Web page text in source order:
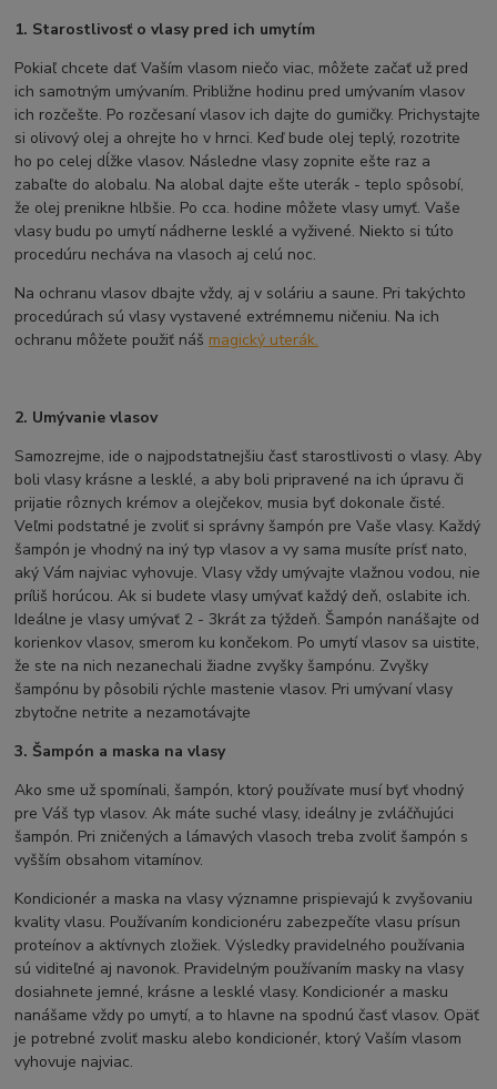
1. Starostlivosť o vlasy pred ich umytím
Pokiaľ chcete dať Vaším vlasom niečo viac, môžete začať už pred
ich samotným umývaním. Približne hodinu pred umývaním vlasov
ich rozčešte. Po rozčesaní vlasov ich dajte do gumičky. Prichystajte
si olivový olej a ohrejte ho v hrnci. Keď bude olej teplý, rozotrite
ho po celej dĺžke vlasov. Následne vlasy zopnite ešte raz a
zabaľte do alobalu. Na alobal dajte ešte uterák - teplo spôsobí,
že olej prenikne hlbšie. Po cca. hodine môžete vlasy umyť. Vaše
vlasy budu po umytí nádherne lesklé a vyživené. Niekto si túto
procedúru necháva na vlasoch aj celú noc.
Na ochranu vlasov dbajte vždy, aj v soláriu a saune. Pri takýchto
procedúrach sú vlasy vystavené extrémnemu ničeniu. Na ich
ochranu môžete použiť náš magický uterák.
2. Umývanie vlasov
Samozrejme, ide o najpodstatnejšiu časť starostlivosti o vlasy. Aby
boli vlasy krásne a lesklé, a aby boli pripravené na ich úpravu či
prijatie rôznych krémov a olejčekov, musia byť dokonale čisté.
Veľmi podstatné je zvoliť si správny šampón pre Vaše vlasy. Každý
šampón je vhodný na iný typ vlasov a vy sama musíte prísť nato,
aký Vám najviac vyhovuje. Vlasy vždy umývajte vlažnou vodou, nie
príliš horúcou. Ak si budete vlasy umývať každý deň, oslabite ich.
Ideálne je vlasy umývať 2 - 3krát za týždeň. Šampón nanášajte od
korienkov vlasov, smerom ku končekom. Po umytí vlasov sa uistite,
že ste na nich nezanechali žiadne zvyšky šampónu. Zvyšky
šampónu by pôsobili rýchle mastenie vlasov. Pri umývaní vlasy
zbytočne netrite a nezamotávajte
3. Šampón a maska na vlasy
Ako sme už spomínali, šampón, ktorý používate musí byť vhodný
pre Váš typ vlasov. Ak máte suché vlasy, ideálny je zvláčňujúci
šampón. Pri zničených a lámavých vlasoch treba zvoliť šampón s
vyšším obsahom vitamínov.
Kondicionér a maska na vlasy významne prispievajú k zvyšovaniu
kvality vlasu. Používaním kondicionéru zabezpečíte vlasu prísun
proteínov a aktívnych zložiek. Výsledky pravidelného používania
sú viditeľné aj navonok. Pravidelným používaním masky na vlasy
dosiahnete jemné, krásne a lesklé vlasy. Kondicionér a masku
nanášame vždy po umytí, a to hlavne na spodnú časť vlasov. Opäť
je potrebné zvoliť masku alebo kondicionér, ktorý Vaším vlasom
vyhovuje najviac.